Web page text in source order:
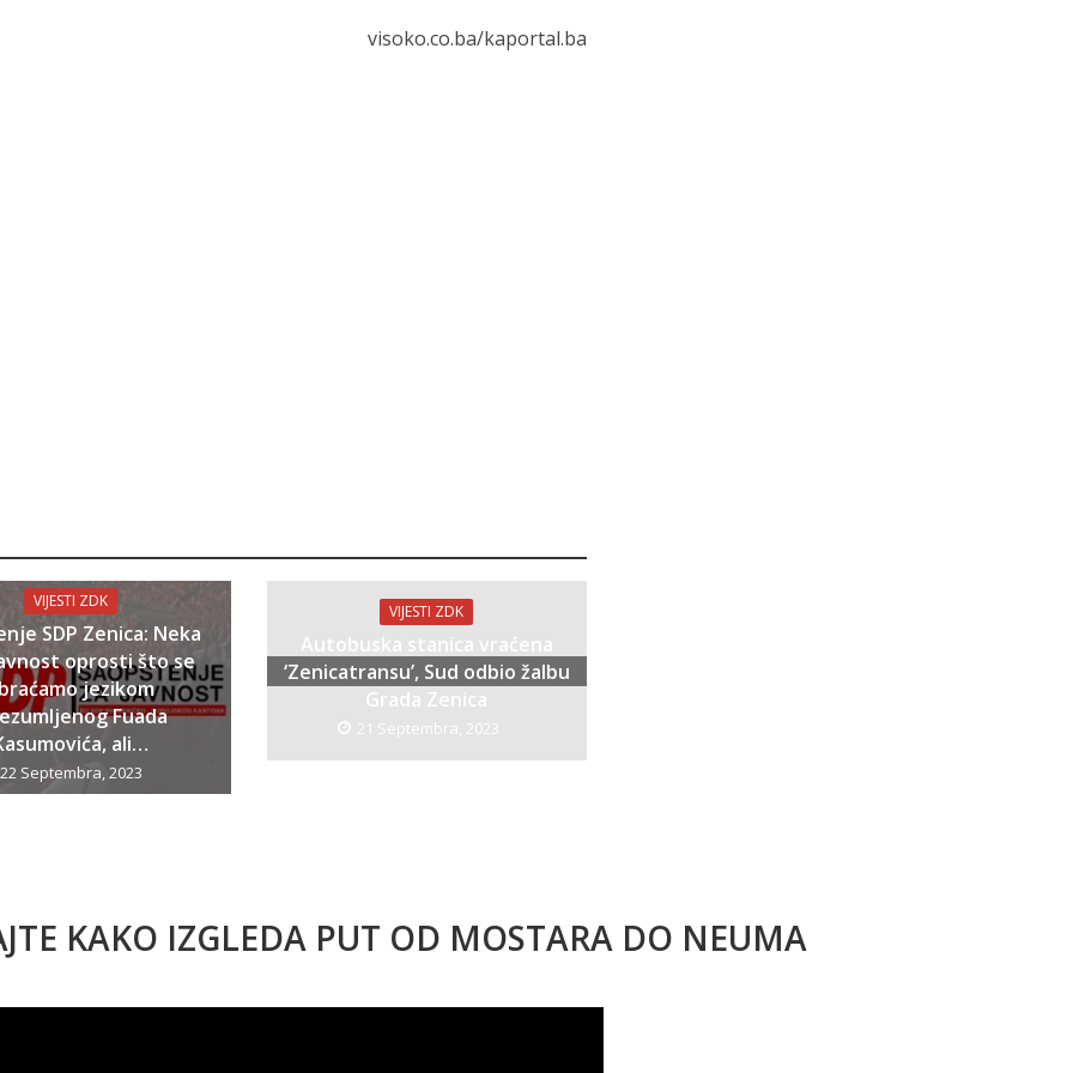
visoko.co.ba/kaportal.ba
VIJESTI ZDK
SDP Zenica: Neka
oprosti što se
jezikom
Fuada
ali…
22 Septembra, 2023
VIJESTI ZDK
Autobuska stanica vraćena
‘Zenicatransu’, Sud odbio žalbu
Grada Zenica
21 Septembra, 2023
KAKO IZGLEDA PUT OD MOSTARA DO NEUMA